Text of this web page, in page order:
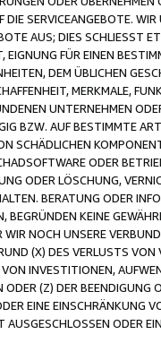
SERVICEANGEBOTE.
AUS; DIES SCHLIESST
FÜR EINEN
DEM ÜBLICHEN
MERKMALE,
UNTERNEHMEN
BZW. AUF BESTIMMTE
SCHÄDLICHEN
ODER
ODER LÖSCHUNG,
BERATUNG ODER
BEGRÜNDEN KEINE
NOCH UNSERE
(X) DES VERLUSTS
INVESTITIONEN,
(Z) DER
EINE EINSCHRÄNKUNG
ODER